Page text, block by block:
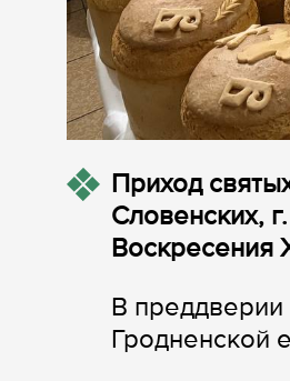
Приход
Словенских,
Воскресения
В
Гродненской